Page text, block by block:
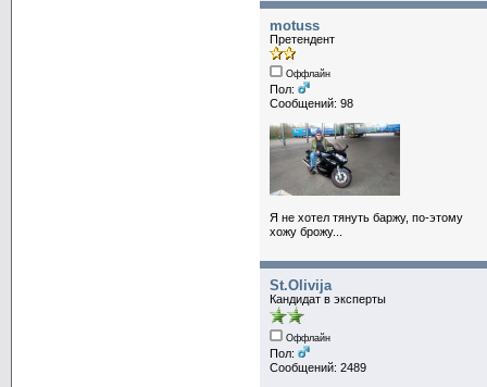
motuss
Претендент
Оффлайн
Пол:
Сообщений: 98
Я не хотел тянуть баржу, по-этому
хожу брожу...
St.Olivija
Кандидат в эксперты
Оффлайн
Пол:
Сообщений: 2489